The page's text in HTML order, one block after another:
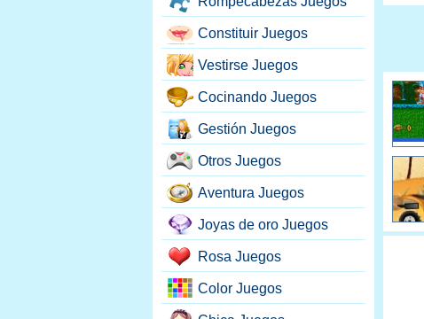
Constituir Juegos
Vestirse Juegos
Cocinando Juegos
Gestión Juegos
Otros Juegos
Aventura Juegos
Joyas de oro Juegos
Rosa Juegos
Color Juegos